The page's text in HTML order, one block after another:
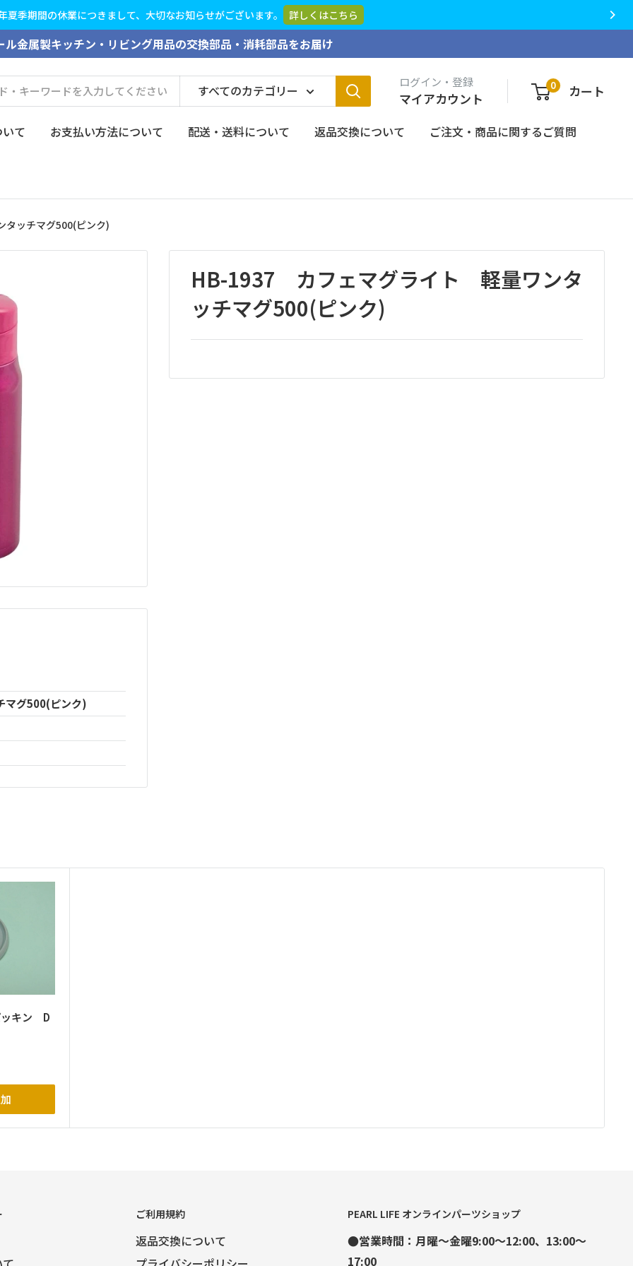
2026年夏季期間の休業につきまして、大切なお知らせがございます。
ル金属製キッチン・リビング用品の交換部品・消耗部品をお届け
すべてのカテゴリー ログイン・登録
マイアカウント
0 カート
て お支払い方法について 配送・送料について 返品交換について ご注文・商品に関するご質問
ッチマグ500(ピンク)
HB-1937 カフェマグライト 軽量ワンタ
ッチマグ500(ピンク)
マグ500(ピンク)
キン D
ご利用規約
返品交換について
PEARL LIFE オンラインパーツショップ
●営業時間：月曜～金曜9:00～12:00、13:00～
17:00